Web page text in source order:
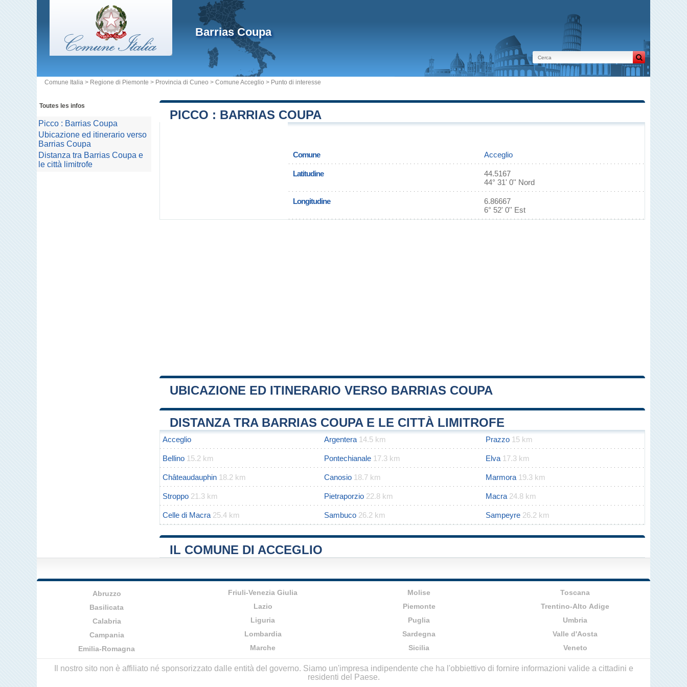
Barrias Coupa
Comune Italia > Regione di Piemonte > Provincia di Cuneo > Comune Acceglio > Punto di interesse
PICCO : BARRIAS COUPA
Comune Acceglio
Latitudine
44.5167
44° 31' 0'' Nord
Longitudine
6.86667
6° 52' 0'' Est
UBICAZIONE ED ITINERARIO VERSO BARRIAS COUPA
+
−
DISTANZA TRA BARRIAS COUPA E LE CITTÀ LIMITROFE
Acceglio Argentera 14.5 km Prazzo 15 km
Bellino 15.2 km Pontechianale 17.3 km Elva 17.3 km
Châteaudauphin 18.2 km Canosio 18.7 km Marmora 19.3 km
Stroppo 21.3 km Pietraporzio 22.8 km Macra 24.8 km
Celle di Macra 25.4 km Sambuco 26.2 km Sampeyre 26.2 km
IL COMUNE DI ACCEGLIO
Toutes les infos
Picco : Barrias Coupa
Ubicazione ed itinerario verso
Barrias Coupa
Distanza tra Barrias Coupa e
le città limitrofe
Abruzzo
Basilicata
Calabria
Campania
Emilia-Romagna
Friuli-Venezia Giulia
Lazio
Liguria
Lombardia
Marche
Molise
Piemonte
Puglia
Sardegna
Sicilia
Toscana
Trentino-Alto Adige
Umbria
Valle d'Aosta
Veneto
Il nostro sito non è affiliato né sponsorizzato dalle entità del governo. Siamo un'impresa indipendente che ha l'obbiettivo di fornire informazioni valide a cittadini e
residenti del Paese.